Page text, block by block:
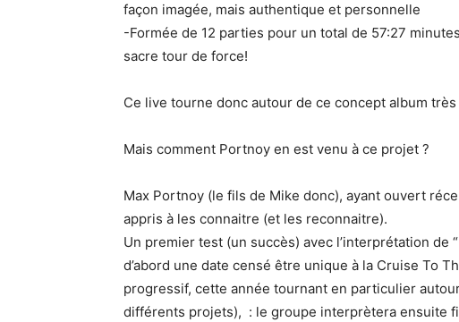
façon imagée, mais authentique et personnelle
-Formée de 12 parties pour un total de 57:27
sacre tour de force!
Ce live tourne donc autour de ce concept album
Mais comment Portnoy en est venu à ce projet ?
Max Portnoy (le fils de Mike donc), ayant ouvert
appris à les connaitre (et les reconnaitre).
Un premier test (un succès) avec l’interprétation de
d’abord une date censé être unique à la Cruise To
progressif, cette année tournant en particulier
différents projets), : le groupe interprètera ensuite